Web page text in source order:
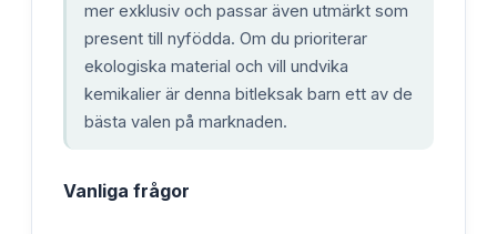
mer exklusiv och passar även utmärkt som
present till nyfödda. Om du prioriterar
ekologiska material och vill undvika
kemikalier är denna bitleksak barn ett av de
bästa valen på marknaden.
Vanliga frågor